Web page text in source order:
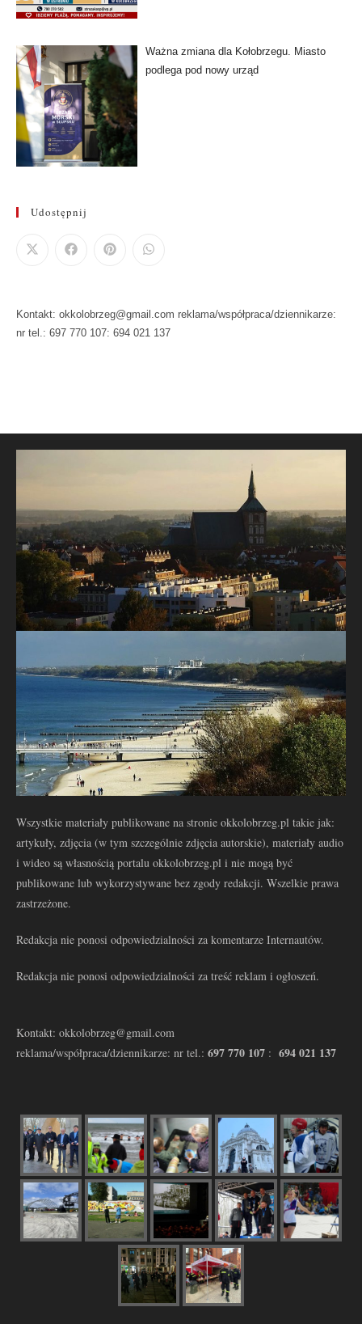
Ważna zmiana dla Kołobrzegu. Miasto
podlega pod nowy urząd
Udostępnij
Kontakt: okkolobrzeg@gmail.com reklama/współpraca/dziennikarze:
nr tel.: 697 770 107: 694 021 137
Wszystkie materiały publikowane na stronie okkolobrzeg.pl takie jak:
artykuły, zdjęcia (w tym szczególnie zdjęcia autorskie), materiały audio
i wideo są własnością portalu okkolobrzeg.pl i nie mogą być
publikowane lub wykorzystywane bez zgody redakcji. Wszelkie prawa
zastrzeżone.
Redakcja nie ponosi odpowiedzialności za komentarze Internautów.
Redakcja nie ponosi odpowiedzialności za treść reklam i ogłoszeń.
Kontakt: okkolobrzeg@gmail.com
reklama/współpraca/dziennikarze: nr tel.: 697 770 107 : 694 021 137